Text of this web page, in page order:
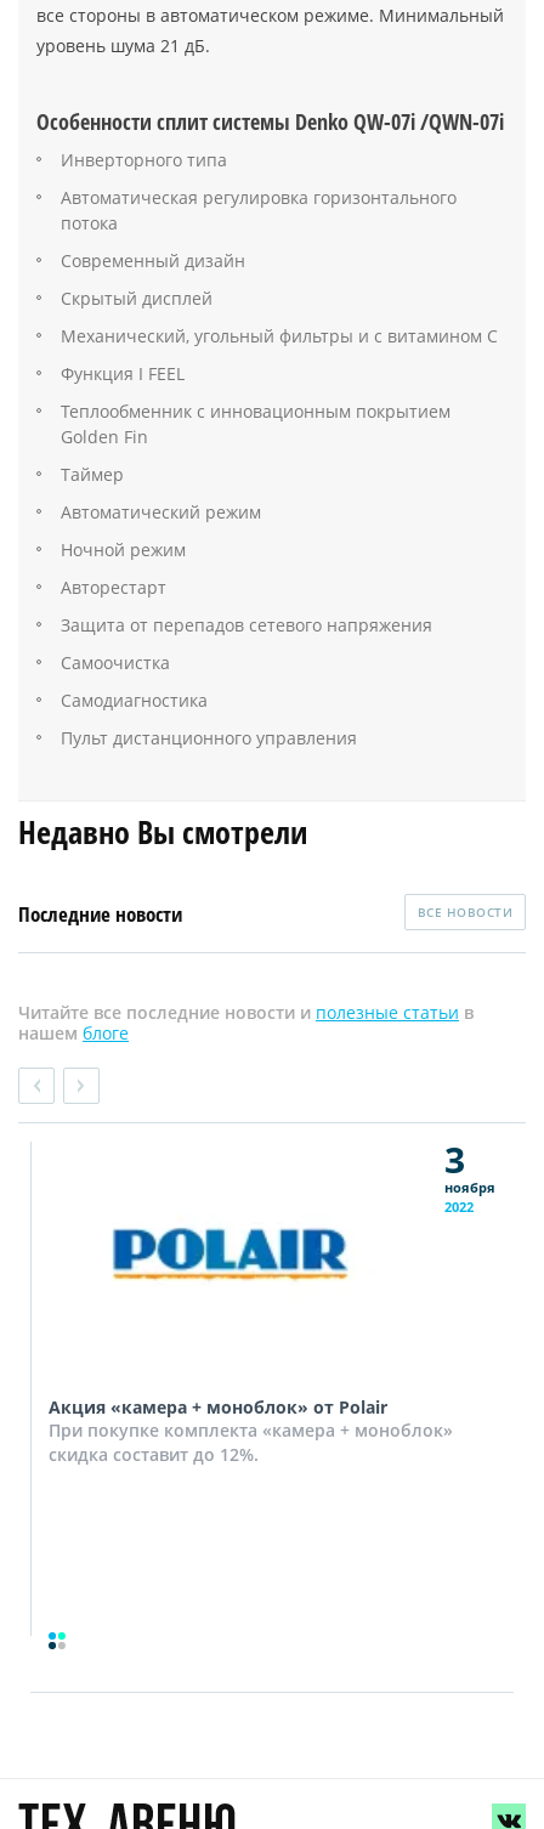
все стороны в автоматическом режиме. Минимальный
уровень шума 21 дБ.
Особенности сплит системы Denko QW-07i /QWN-07i
Инверторного типа
Автоматическая регулировка горизонтального
потока
Современный дизайн
Скрытый дисплей
Механический, угольный фильтры и с витамином C
Функция I FEEL
Теплообменник с инновационным покрытием
Golden Fin
Таймер
Автоматический режим
Ночной режим
Авторестарт
Защита от перепадов сетевого напряжения
Самоочистка
Самодиагностика
Пульт дистанционного управления
Недавно Вы смотрели
Последние новости ВСЕ НОВОСТИ
Читайте все последние новости и полезные статьи в
нашем блоге
3
ноября
2022
Акция «камера + моноблок» от Polair
При покупке комплекта «камера + моноблок»
скидка составит до 12%.